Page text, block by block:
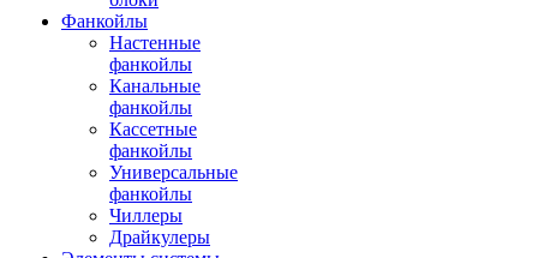
Фанкойлы
Настенные
фанкойлы
Канальные
фанкойлы
Кассетные
фанкойлы
Универсальные
фанкойлы
Чиллеры
Драйкулеры